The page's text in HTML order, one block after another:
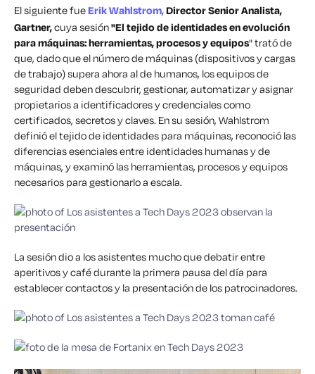
El siguiente fueErik Wahlstrom,Director Senior Analista,
Gartner,cuya sesión"El tejido de identidades en evolución
para máquinas: herramientas, procesos y equipos"trató de
que, dado que el número de máquinas (dispositivos y cargas
de trabajo) supera ahora al de humanos, los equipos de
seguridad deben descubrir, gestionar, automatizar y asignar
propietarios a identificadores y credenciales como
certificados, secretos y claves. En su sesión, Wahlstrom
definió el tejido de identidades para máquinas, reconoció las
diferencias esenciales entre identidades humanas y de
máquinas, y examinó las herramientas, procesos y equipos
necesarios para gestionarlo a escala.
La sesión dio a los asistentes mucho que debatir entre
aperitivos y café durante la primera pausa del día para
establecer contactos y la presentación de los patrocinadores.